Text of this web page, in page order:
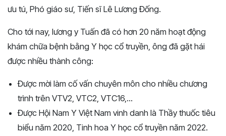
ưu tú, Phó giáo sư, Tiến sĩ Lê Lương Đống.
Cho tới nay, lương y Tuấn đã có hơn 20 năm hoạt động
khám chữa bệnh bằng Y học cổ truyền, ông đã gặt hái
được nhiều thành công:
Được mời làm cố vấn chuyên môn cho nhiều chương
trình trên VTV2, VTC2, VTC16,...
Được Hội Nam Y Việt Nam vinh danh là Thầy thuốc tiêu
biểu năm 2020, Tinh hoa Y học cổ truyền năm 2022.